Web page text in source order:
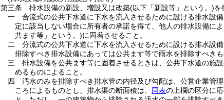
第三条
排水設備の新設、増設又は改築(以下「新設等」という。)を
一
合流式の公共下水道に下水を流入させるために設ける排水設
定に該当しない場合に所有者の承諾を得て、他人の排水設備に
共ます等」という。)に固着させること。
二
分流式の公共下水道に下水を流入させるために設ける排水設
排除すべき排水設備にあっては公共ます等で雨水を排除すべきも
三
排水設備を公共ます等に固着させるときは、公共下水道の施
めるものによること。
四
汚水のみを排除すべき排水管の内径及び勾配は、公営企業管
ころによるものとし、排水渠の断面積は、 同表の上欄の区分に